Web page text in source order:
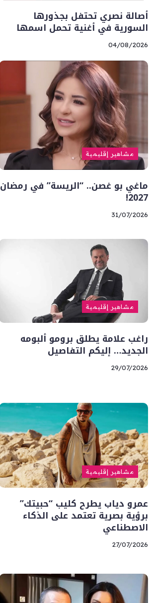
أصالة نصري تحتفل بجذورها
السورية في أغنية تحمل اسمها
04/08/2026
مشاهير إقليمية
ماغي بو غصن.. “الريسة” في رمضان
2027!
31/07/2026
مشاهير إقليمية
راغب علامة يطلق برومو ألبومه
الجديد… إليكم التفاصيل
29/07/2026
مشاهير إقليمية
عمرو دياب يطرح كليب “حبيتك”
برؤية بصرية تعتمد على الذكاء
الاصطناعي
27/07/2026